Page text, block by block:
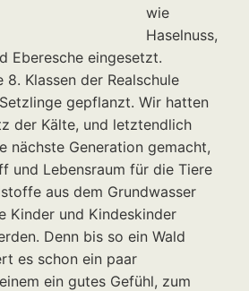
wie
Haselnuss,
Eberesche eingesetzt.
8. Klassen der Realschule
gepflanzt. Wir hatten
der Kälte, und letztendlich
nächste Generation gemacht,
und Lebensraum für die Tiere
aus dem Grundwasser
Kinder und Kindeskinder
Denn bis so ein Wald
es schon ein paar
ein gutes Gefühl, zum